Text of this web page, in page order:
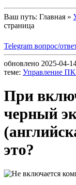
Ваш путь: Главная »
страница
Telegram вопрос/
обновлено 2025-04-
теме: Управление
При
черный
это?